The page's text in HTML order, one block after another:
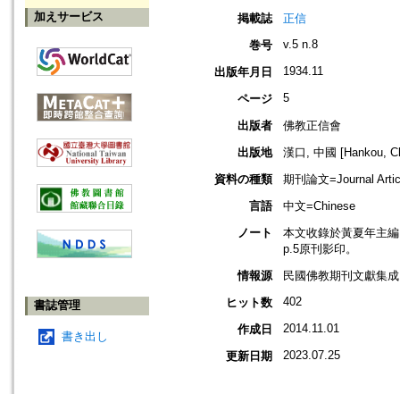
加えサービス
書誌管理
書き出し
掲載誌
正信
巻号
v.5 n.8
出版年月日 1934.11
ページ 5
出版者
佛教正信會
出版地
漢口, 中國 [Hankou,
資料の種類
期刊論文=Journal
言語
中文=Chinese
ノート
本文收錄於黃夏年主
p.5原刊影印。
情報源
民國佛教期刊文獻集
ヒット数
402
作成日 2014.11.01
更新日期 2023.07.25